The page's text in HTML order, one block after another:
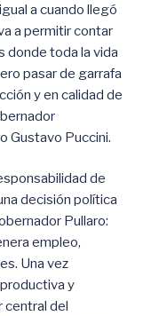
a cuando llegó
a permitir contar
donde toda la vida
pasar de garrafa
y en calidad de
Gustavo Puccini.
de
decisión política
Pullaro:
empleo,
Una vez
y
central del